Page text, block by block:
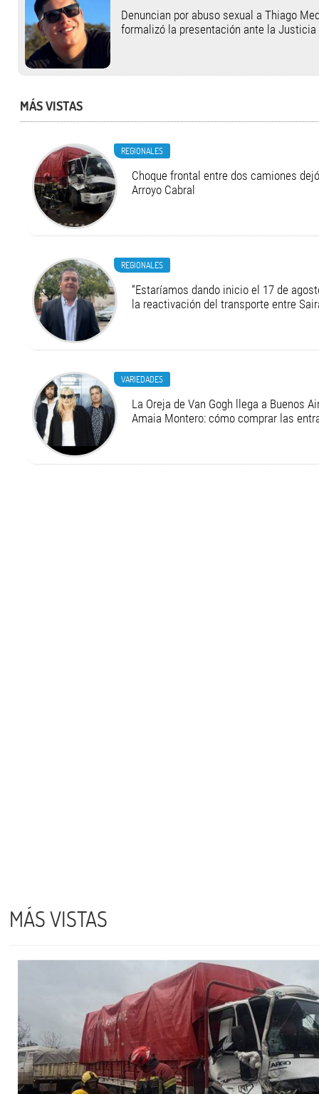
Denuncian por abuso sexual a Thiago
formalizó la presentación ante la Justicia
MÁS VISTAS
REGIONALES
Choque frontal entre dos camiones
Arroyo Cabral
REGIONALES
“Estaríamos dando inicio el 17 de
la reactivación del transporte entre
VARIEDADES
La Oreja de Van Gogh llega a Buenos
Amaia Montero: cómo comprar las
MÁS VISTAS